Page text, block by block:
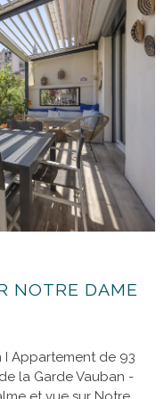
NOTRE DAME
I Appartement de 93
la Garde Vauban -